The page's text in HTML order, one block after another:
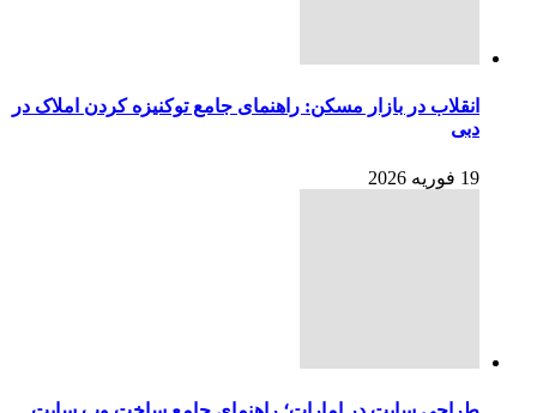
انقلاب در بازار مسکن: راهنمای جامع توکنیزه کردن املاک در
دبی
19 فوریه 2026